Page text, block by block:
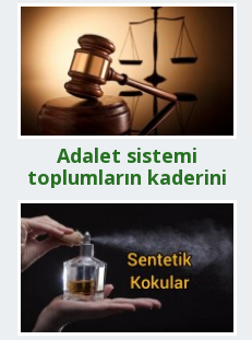
Adalet sistemi
toplumların kaderini
nasıl belirler?